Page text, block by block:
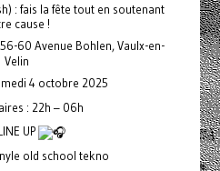
: fais la fête tout en soutenant
cause !
60 Avenue Bohlen, Vaulx-en-
Velin
4 octobre 2025
: 22h – 06h
UP
old school tekno